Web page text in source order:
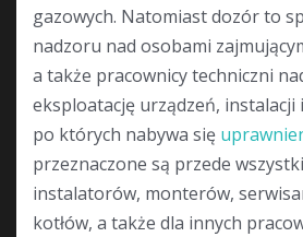
gazowych. Natomiast dozór to
nadzoru nad osobami
a także pracownicy techniczni
eksploatację urządzeń, instalacji
po których nabywa się
przeznaczone są przede
instalatorów, monterów,
kotłów, a także dla innych